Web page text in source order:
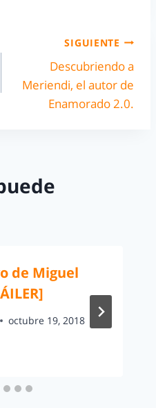
SIGUIENTE
Descubriendo a
Meriendi, el autor de
Enamorado 2.0.
de Miguel
octubre 19, 2018